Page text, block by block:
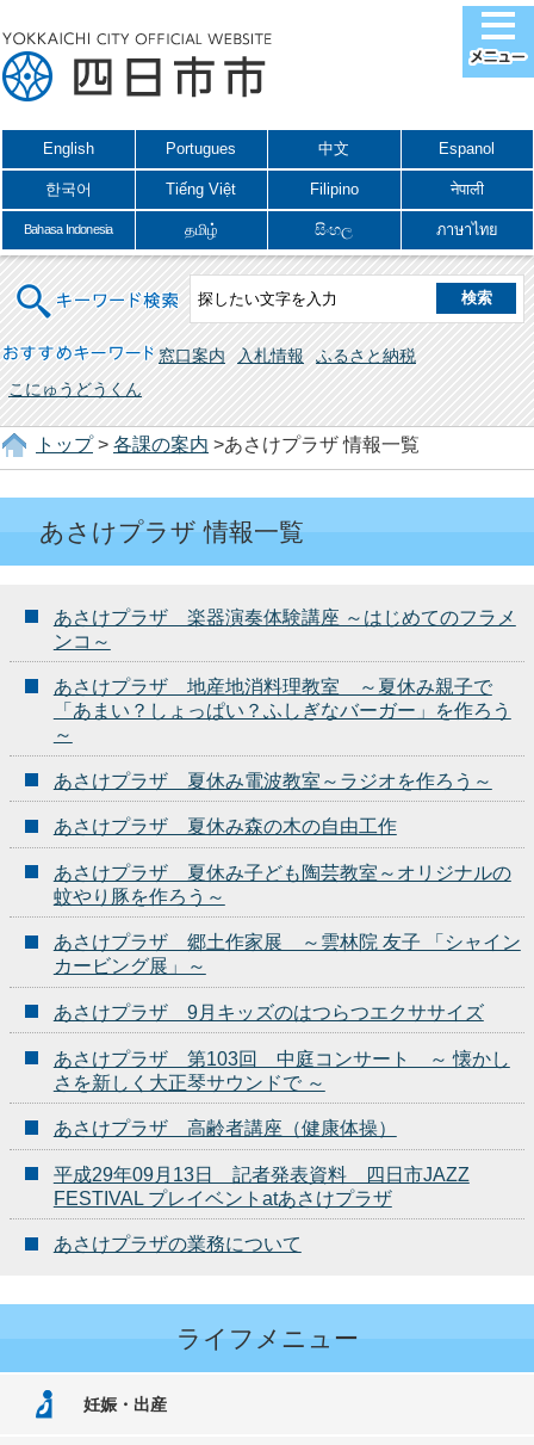
English Portugues 中文 Espanol
한국어 Tiếng Việt Filipino नेपाली
Bahasa Indonesia தமிழ் සිංහල ภาษาไทย
キーワード検索
おすすめキーワード 窓口案内 入札情報
ふるさと納税
こにゅうどうくん
トップ> 各課の案内 >あさけプラザ 情報一覧
あさけプラザ 情報一覧
あさけプラザ 楽器演奏体験講座 ～はじめてのフラメ
ンコ～
あさけプラザ 地産地消料理教室 ～夏休み親子で
「あまい？しょっぱい？ふしぎなバーガー」を作ろう
～
あさけプラザ 夏休み電波教室～ラジオを作ろう～
あさけプラザ 夏休み森の木の自由工作
あさけプラザ 夏休み子ども陶芸教室～オリジナルの
蚊やり豚を作ろう～
あさけプラザ 郷土作家展 ～雲林院 友子 「シャイン
カービング展」～
あさけプラザ 9月キッズのはつらつエクササイズ
あさけプラザ 第103回 中庭コンサート ～ 懐かし
さを新しく大正琴サウンドで ～
あさけプラザ 高齢者講座（健康体操）
平成29年09月13日 記者発表資料 四日市JAZZ
FESTIVAL プレイベントatあさけプラザ
あさけプラザの業務について
ライフメニュー
妊娠・出産